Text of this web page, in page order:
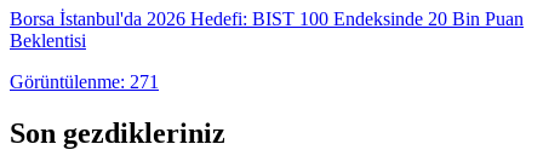
Borsa İstanbul'da 2026 Hedefi: BIST 100 Endeksinde 20 Bin Puan
Beklentisi
Görüntülenme: 271
Son gezdikleriniz